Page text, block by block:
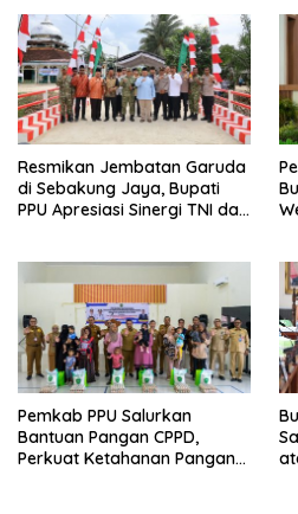
Resmikan Jembatan Garuda
di Sebakung Jaya, Bupati
PPU Apresiasi Sinergi TNI dan
Pemkab PPU Salurkan
Bantuan Pangan CPPD,
Perkuat Ketahanan Pangan